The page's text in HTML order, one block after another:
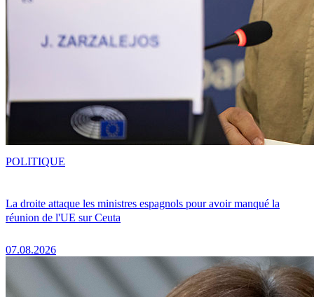
La droite attaque les ministres espagnols pour avoir manqué la
réunion de l'UE sur Ceuta
07.08.2026
POLITIQUE